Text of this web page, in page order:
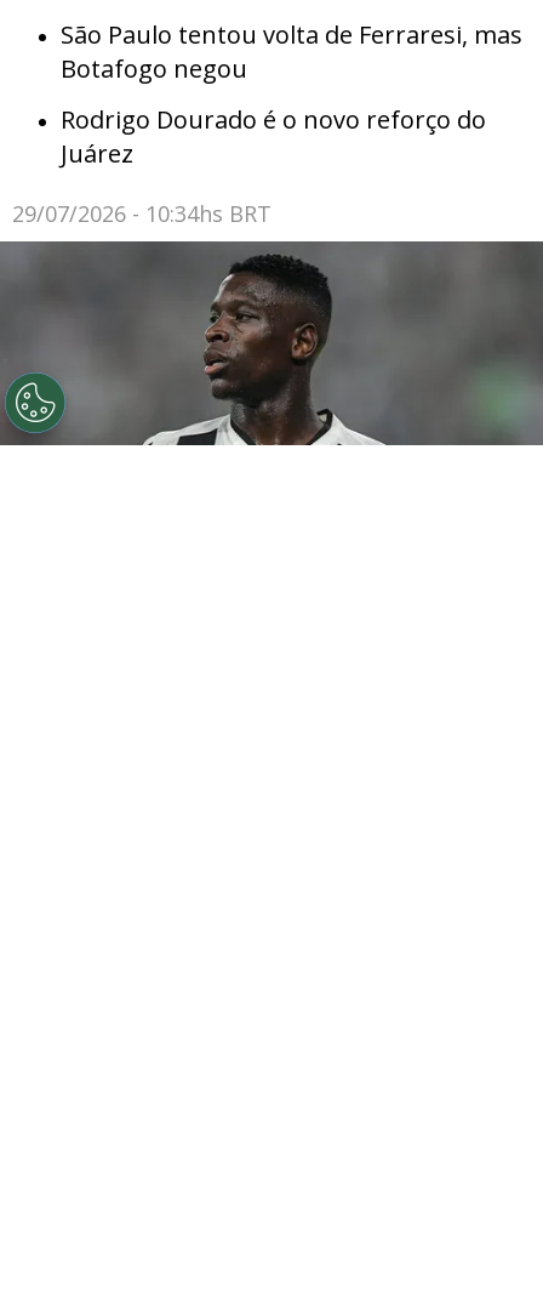
São Paulo tentou volta de Ferraresi, mas
Botafogo negou
Rodrigo Dourado é o novo reforço do
Juárez
29/07/2026 - 10:34hs BRT